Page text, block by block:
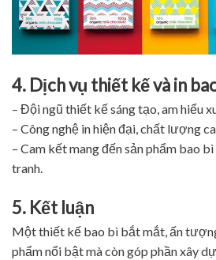
4. Dịch vụ thiết kế và in
– Đội ngũ thiết kế sáng tạo, am hiểu
– Công nghệ in hiện đại, chất lượng
– Cam kết mang đến sản phẩm bao
tranh.
5. Kết luận
Một thiết kế bao bì bắt mắt, ấn
phẩm nổi bật mà còn góp phần xây